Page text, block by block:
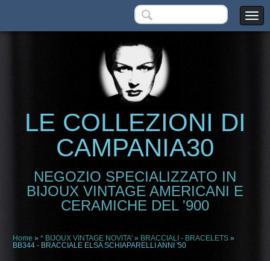
LE COLLEZIONI DI
CAMPANIA30
NEGOZIO SPECIALIZZATO IN
BIJOUX VINTAGE AMERICANI E
CERAMICHE DEL '900
Home » * BIJOUX VINTAGE NOVITA' » BRACCIALI - BRACELETS »
BB344 - BRACCIALE ELSA SCHIAPARELLI ANNI '50